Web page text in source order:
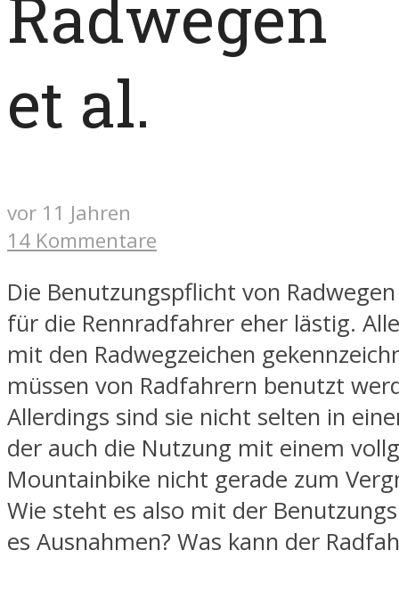
Radwegen
et al.
vor 11 Jahren
14 Kommentare
Die Benutzungspflicht von
für die Rennradfahrer eher lästig.
mit den Radwegzeichen
müssen von Radfahrern benutzt
Allerdings sind sie nicht selten in
der auch die Nutzung mit einem
Mountainbike nicht gerade zum
Wie steht es also mit der
es Ausnahmen? Was kann der